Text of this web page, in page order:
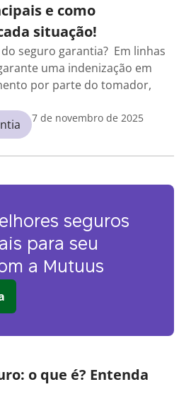
e como
situação!
seguro garantia? Em linhas
uma indenização em
por parte do tomador,
7 de novembro de 2025
seguros
para seu
a Mutuus
o que é? Entenda